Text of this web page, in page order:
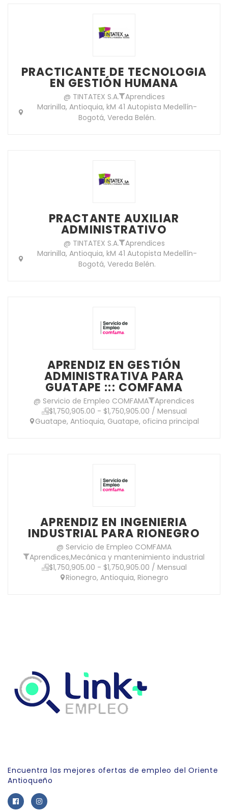
PRACTICANTE DE TECNOLOGIA
EN GESTIÓN HUMANA
@ TINTATEX S.A.
Aprendices
Marinilla, Antioquia, kM 41 Autopista Medellín-
Bogotá, Vereda Belén.
PRACTANTE AUXILIAR
ADMINISTRATIVO
@ TINTATEX S.A.
Aprendices
Marinilla, Antioquia, kM 41 Autopista Medellín-
Bogotá, Vereda Belén.
APRENDIZ EN GESTIÓN
ADMINISTRATIVA PARA
GUATAPE ::: COMFAMA
@ Servicio de Empleo COMFAMA Aprendices
$1,750,905.00 - $1,750,905.00 / Mensual
Guatape, Antioquia, Guatape, oficina principal
APRENDIZ EN INGENIERIA
INDUSTRIAL PARA RIONEGRO
@ Servicio de Empleo COMFAMA
Aprendices,Mecánica y mantenimiento industrial
$1,750,905.00 - $1,750,905.00 / Mensual
Rionegro, Antioquia, Rionegro
Encuentra las mejores ofertas de empleo del Oriente
Antioqueño